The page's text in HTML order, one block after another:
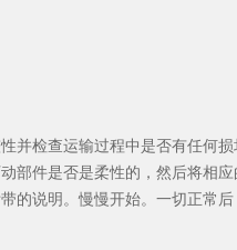
并检查运输过程中是否有任何
部件是否是柔性的，然后将相
的说明。慢慢开始。一切正常